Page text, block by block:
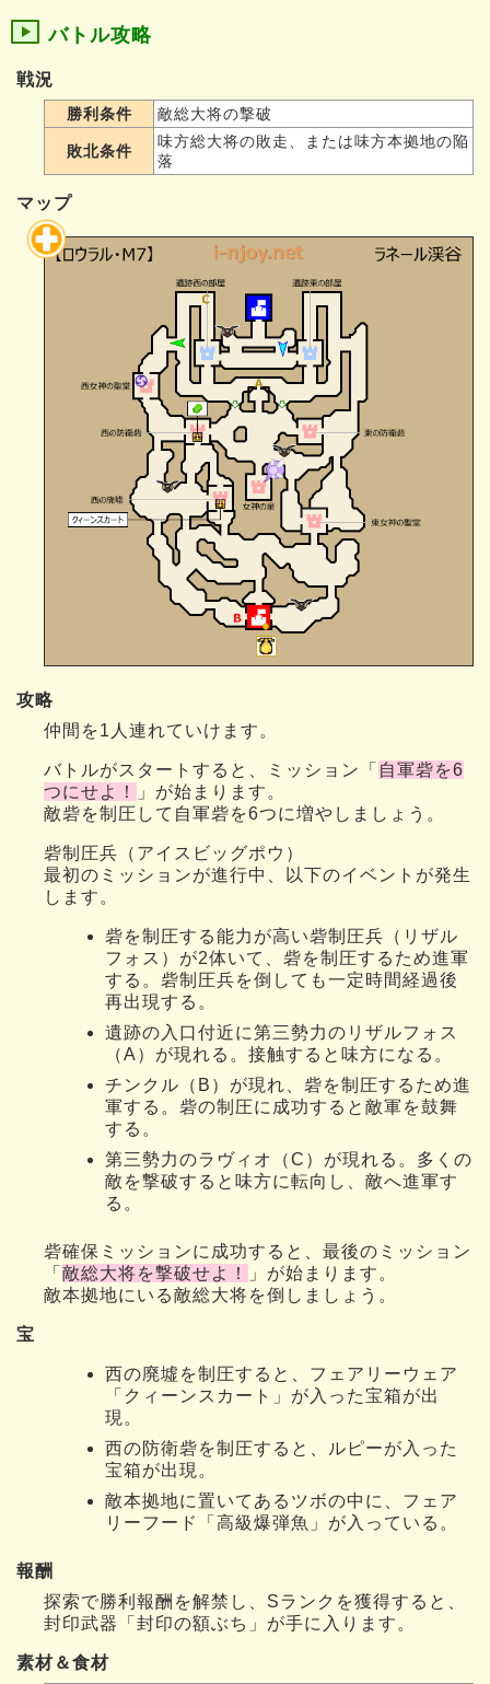
バトル攻略
戦況
勝利条件 敵総大将の撃破
敗北条件
味方総大将の敗走、または味方本拠地の陥
落
マップ
攻略
仲間を1人連れていけます。
バトルがスタートすると、ミッション「 自軍砦を6
つにせよ！
」が始まります。
敵砦を制圧して自軍砦を6つに増やしましょう。
砦制圧兵（アイスビッグポウ）
最初のミッションが進行中、以下のイベントが発生
します。
砦を制圧する能力が高い砦制圧兵（リザル
フォス）が2体いて、砦を制圧するため進軍
する。砦制圧兵を倒しても一定時間経過後
再出現する。
遺跡の入口付近に第三勢力のリザルフォス
（A）が現れる。接触すると味方になる。
チンクル（B）が現れ、砦を制圧するため進
軍する。砦の制圧に成功すると敵軍を鼓舞
する。
第三勢力のラヴィオ（C）が現れる。多くの
敵を撃破すると味方に転向し、敵へ進軍す
る。
砦確保ミッションに成功すると、最後のミッション
「 敵総大将を撃破せよ！
」が始まります。
敵本拠地にいる敵総大将を倒しましょう。
宝
西の廃墟を制圧すると、フェアリーウェア
「クィーンスカート」が入った宝箱が出
現。
西の防衛砦を制圧すると、ルピーが入った
宝箱が出現。
敵本拠地に置いてあるツボの中に、フェア
リーフード「高級爆弾魚」が入っている。
報酬
探索で勝利報酬を解禁し、Sランクを獲得すると、
封印武器「封印の額ぶち」が手に入ります。
素材＆食材